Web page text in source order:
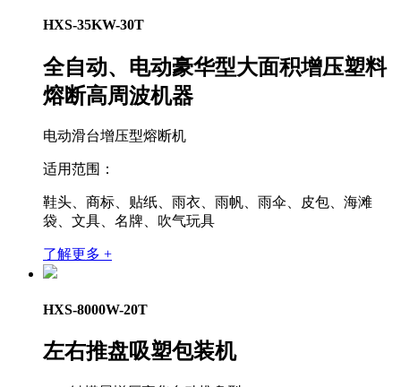
HXS-35KW-30T
全自动、电动豪华型大面积增压塑料
熔断高周波机器
电动滑台增压型熔断机
适用范围：
鞋头、商标、贴纸、雨衣、雨帆、雨伞、皮包、海滩
袋、文具、名牌、吹气玩具
了解更多 +
HXS-8000W-20T
左右推盘吸塑包装机